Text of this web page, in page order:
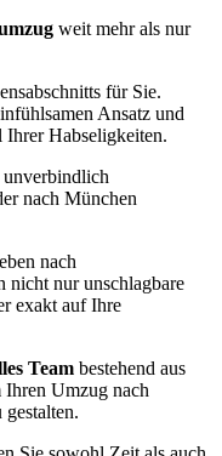
weit mehr als nur
für Sie.
Ansatz und
Habseligkeiten.
nach München
nach
nicht nur unschlagbare
exakt auf Ihre
Team bestehend aus
Umzug nach